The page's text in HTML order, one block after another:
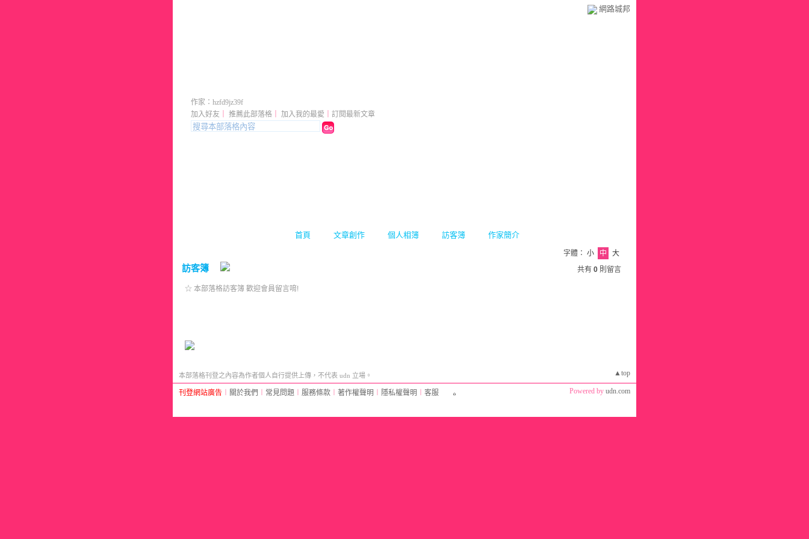
網路城邦
首頁 文章創作 個人相簿 訪客簿 作家簡介
加入好友 推薦此部落格 加入我的最愛 訂閱最新文章
作家：hzfd9jz39f
字體： 小 中 大
訪客簿 共有 0 則留言
☆ 本部落格訪客簿 歡迎會員留言唷!
▲top
本部落格刊登之內容為作者個人自行提供上傳，不代表 udn 立場。
刊登網站廣告 關於我們 常見問題 服務條款 著作權聲明 隱私權聲明 客服 Powered by udn.com